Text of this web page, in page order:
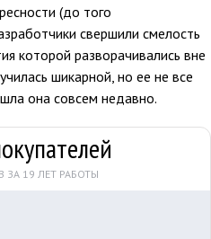
(до того
свершили смелость
которой разворачивались вне
шикарной, но ее не все
она совсем недавно.
ЗА 19 ЛЕТ РАБОТЫ